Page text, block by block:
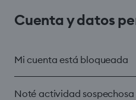
Cuenta y datos
Mi cuenta está bloqueada
Noté actividad sospechosa